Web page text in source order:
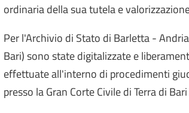
ordinaria della sua tutela e
Per l'Archivio di Stato di Barletta -
Bari) sono state digitalizzate e
effettuate all'interno di procedimenti
presso la Gran Corte Civile di Terra di